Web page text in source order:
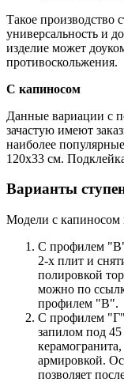
Такое производство
универсальность и
изделие может
противоскольжения.
С капиносом
Данные вариации с
зачастую имеют
наиболее
120х33 см.
Варианты
Модели с капиносом
С профилем
2-х плит и
полировкой
можно по
профилем "В".
С профилем
запилом под
армировкой.
позволяет